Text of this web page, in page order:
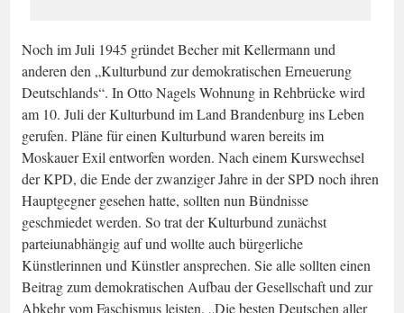
Noch im Juli 1945 gründet Becher mit Kellermann und
anderen den „Kulturbund zur demokratischen Erneuerung
Deutschlands“. In Otto Nagels Wohnung in Rehbrücke wird
am 10. Juli der Kulturbund im Land Brandenburg ins Leben
gerufen. Pläne für einen Kulturbund waren bereits im
Moskauer Exil entworfen worden. Nach einem Kurswechsel
der KPD, die Ende der zwanziger Jahre in der SPD noch ihren
Hauptgegner gesehen hatte, sollten nun Bündnisse
geschmiedet werden. So trat der Kulturbund zunächst
parteiunabhängig auf und wollte auch bürgerliche
Künstlerinnen und Künstler ansprechen. Sie alle sollten einen
Beitrag zum demokratischen Aufbau der Gesellschaft und zur
Abkehr vom Faschismus leisten. „Die besten Deutschen aller